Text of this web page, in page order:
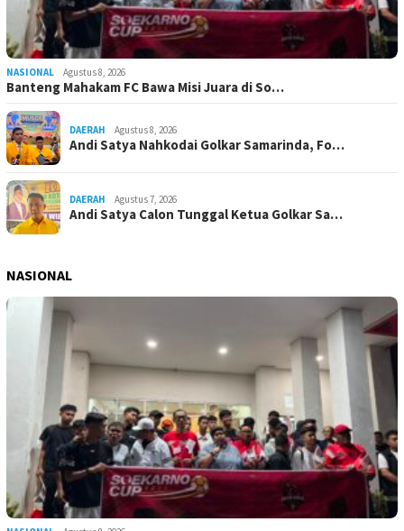
NASIONAL Agustus 8, 2026
Banteng Mahakam FC Bawa Misi Juara di So…
DAERAH Agustus 8, 2026
Andi Satya Nahkodai Golkar Samarinda, Fo…
DAERAH Agustus 7, 2026
Andi Satya Calon Tunggal Ketua Golkar Sa…
NASIONAL